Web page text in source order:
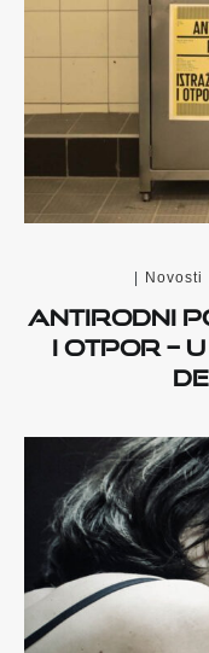
Novosti
Antirodni
i otpor –